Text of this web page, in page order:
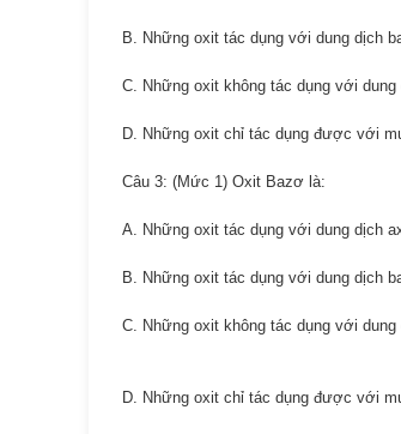
B. Những oxit tác dụng với dung dịch
C. Những oxit không tác dụng với
D. Những oxit chỉ tác dụng được với
Câu 3: (Mức 1) Oxit Bazơ là:
A. Những oxit tác dụng với dung dịch
B. Những oxit tác dụng với dung dịch
C. Những oxit không tác dụng với
D. Những oxit chỉ tác dụng được với